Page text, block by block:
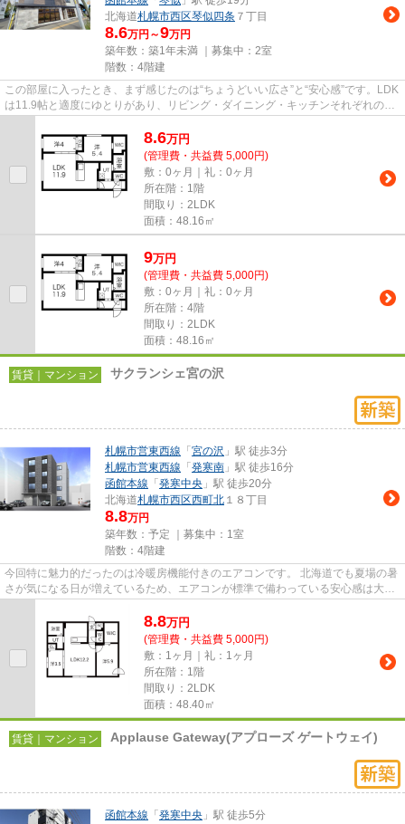
北海道札幌市西区琴似四条 ７丁目
8.6万円～9万円
築年数：築1年未満 ｜募集中： 2室
階数：4階建
この部屋に入ったとき、まず感じたのは“ちょうどいい広さ”と“安心感”です。LDK
は11.9帖と適度にゆとりがあり、リビング・ダイニング・キッチンそれぞれの空
8.6万円
(管理費・共益費 5,000円)
敷：0ヶ月｜礼：0ヶ月
所在階：1階
間取り：2LDK
面積：48.16㎡
9万円
(管理費・共益費 5,000円)
敷：0ヶ月｜礼：0ヶ月
所在階：4階
間取り：2LDK
面積：48.16㎡
賃貸｜マンション サクランシェ宮の沢
札幌市営東西線 「 宮の沢 」駅 徒歩3分
札幌市営東西線 「 発寒南 」駅 徒歩16分
函館本線 「 発寒中央 」駅 徒歩20分
北海道札幌市西区西町北 １８丁目
8.8万円
築年数：予定 ｜募集中： 1室
階数：4階建
今回特に魅力的だったのは冷暖房機能付きのエアコンです。 北海道でも夏場の暑
さが気になる日が増えているため、エアコンが標準で備わっている安心感は大き
8.8万円
(管理費・共益費 5,000円)
敷：1ヶ月｜礼：1ヶ月
所在階：1階
間取り：2LDK
面積：48.40㎡
賃貸｜マンション Applause Gateway(アプローズ ゲートウェイ)
函館本線 「 発寒中央 」駅 徒歩5分